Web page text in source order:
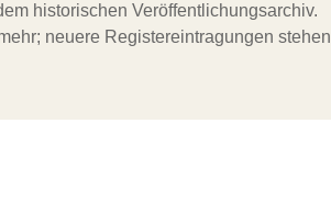
historischen Veröffentlichungsarchiv.
neuere Registereintragungen stehen